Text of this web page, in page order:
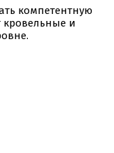
компетентную
кровельные и